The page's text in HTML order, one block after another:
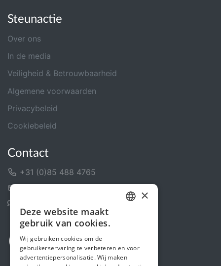
Steunactie
Over ons
In de media
Veiligheid & Betrouwbaarheid
Algemene voorwaarden
Privacybeleid
Cookiebeleid
Contact
+31 (0)85 488 4765
ENGLISH
×
Deze website maakt
gebruik van cookies.
Wij gebruiken cookies om de
gebruikerservaring te verbeteren en voor
advertentiepersonalisatie. Wij maken